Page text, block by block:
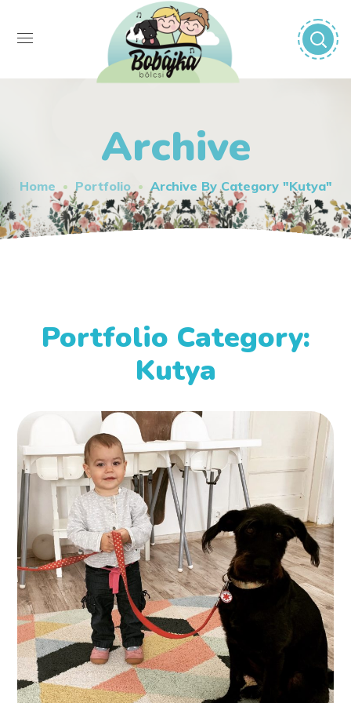
Archive
Home Portfolio Archive By Category "Kutya"
Portfolio Category:
Kutya
Borcsa munkában
KUTYA